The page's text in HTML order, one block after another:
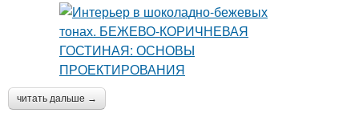
читать дальше →